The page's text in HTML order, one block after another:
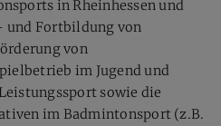
in Rheinhessen und
und Fortbildung von
von
im Jugend und
sowie die
im Badmintonsport (z.B.